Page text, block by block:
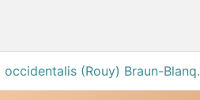
(Rouy) Braun-Blanq.